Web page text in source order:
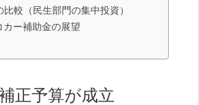
較（民生部門の集中投資）
ー補助金の展望
正予算が成立